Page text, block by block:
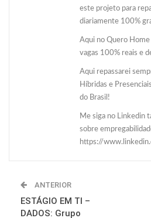
este projeto para
diariamente 100%
Aqui no Quero
vagas 100% reais e
Aqui repassarei
Híbridas e
do Brasil!
Me siga no Linkedin
sobre
https://
ANTERIOR
ESTÁGIO EM TI –
DADOS: Grupo